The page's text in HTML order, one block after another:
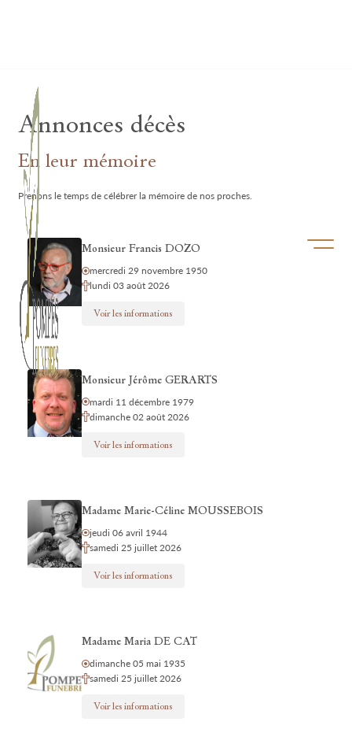
Ouvrir/
Annonces décès
En leur mémoire
Prenons le temps de célébrer la mémoire de nos proches.
Monsieur Francis DOZO
mercredi 29 novembre 1950
lundi 03 août 2026
Voir les informations
Monsieur Jérôme GERARTS
mardi 11 décembre 1979
dimanche 02 août 2026
Voir les informations
Madame Marie-Céline MOUSSEBOIS
jeudi 06 avril 1944
samedi 25 juillet 2026
Voir les informations
Madame Maria DE CAT
dimanche 05 mai 1935
samedi 25 juillet 2026
Voir les informations